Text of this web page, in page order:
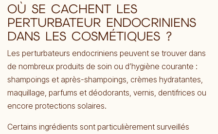
OÙ SE CACHENT LES
PERTURBATEUR ENDOCRINIENS
DANS LES COSMÉTIQUES ?
Les perturbateurs endocriniens peuvent se trouver dans
de nombreux produits de soin ou d’hygiène courante :
shampoings et après-shampoings, crèmes hydratantes,
maquillage, parfums et déodorants, vernis, dentifrices ou
encore protections solaires.
Certains ingrédients sont particulièrement surveillés